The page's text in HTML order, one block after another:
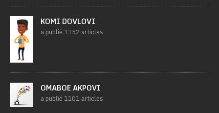
KOMI DOVLOVI
a publié 1152 articles
OMABOE AKPOVI
a publié 1101 articles